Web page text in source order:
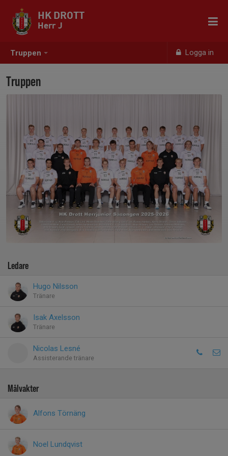
Truppen Logga in
HK DROTT
Herr J
Truppen
Ledare
Hugo Nilsson
Tränare
Isak Axelsson
Tränare
Nicolas Lesné
Assisterande tränare
Målvakter
Alfons Törnäng
Noel Lundqvist